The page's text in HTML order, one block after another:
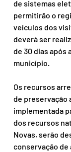
de sistemas
permitirão o
veículos dos
deverá ser
de 30 dias após
município.
Os recursos
de preservação
implementada
dos recursos
Novas, serão
conservação